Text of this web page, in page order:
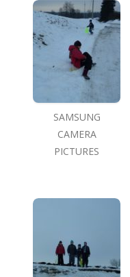
SAMSUNG
CAMERA
PICTURES